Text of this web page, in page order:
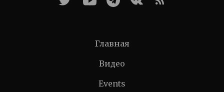
Главная
Видео
Events